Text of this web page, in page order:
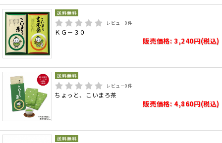
レビュー0件
ＫＧ－３０
販売価格: 3,240円(税込)
レビュー0件
ちょっと、こいまろ茶
販売価格: 4,860円(税込)